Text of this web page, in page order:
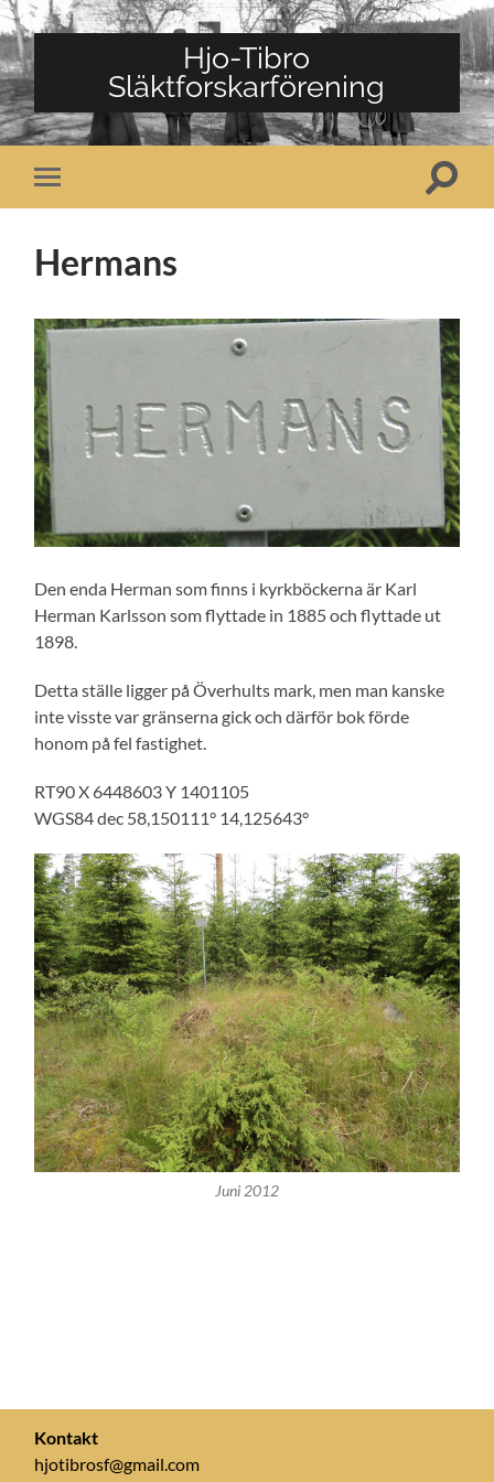
Hjo-Tibro
Släktforskarförening
Slå
på/av
Slå
Hermans
Den enda Herman som finns i kyrkböckerna är Karl
Herman Karlsson som flyttade in 1885 och flyttade ut
1898.
Detta ställe ligger på Överhults mark, men man kanske
inte visste var gränserna gick och därför bok förde
honom på fel fastighet.
RT90 X 6448603 Y 1401105
WGS84 dec 58,150111° 14,125643°
Juni 2012
Kontakt
hjotibrosf@gmail.com